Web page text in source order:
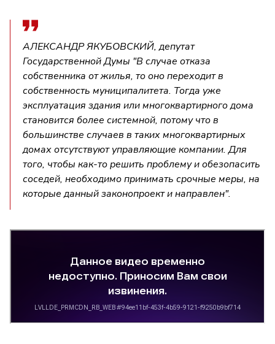
АЛЕКСАНДР ЯКУБОВСКИЙ, депутат
Государственной Думы "В случае отказа
собственника от жилья, то оно переходит в
собственность муниципалитета. Тогда уже
эксплуатация здания или многоквартирного дома
становится более системной, потому что в
большинстве случаев в таких многоквартирных
домах отсутствуют управляющие компании. Для
того, чтобы как-то решить проблему и обезопасить
соседей, необходимо принимать срочные меры, на
которые данный законопроект и направлен".